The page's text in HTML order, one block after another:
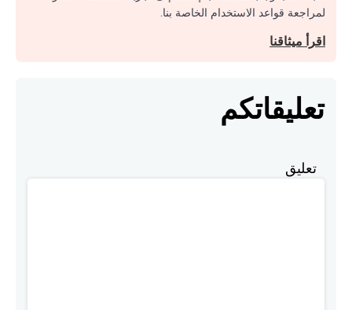
لمراجعة قواعد الاستخدام الخاصة بنا.
اقرأ ميثاقنا
تعليقاتكم
تعليق